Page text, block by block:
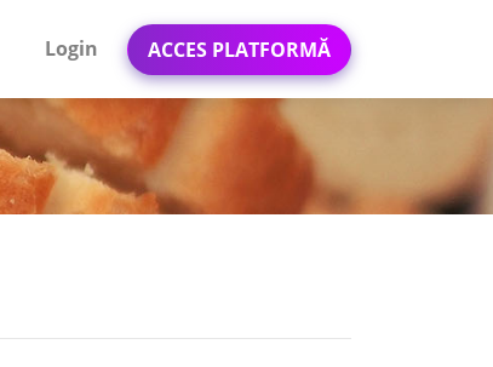
Login ACCES PLATFORMĂ